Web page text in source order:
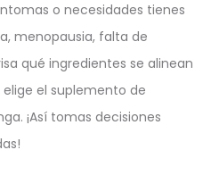
o necesidades tienes
menopausia, falta de
qué ingredientes se alinean
elige el suplemento de
¡Así tomas decisiones